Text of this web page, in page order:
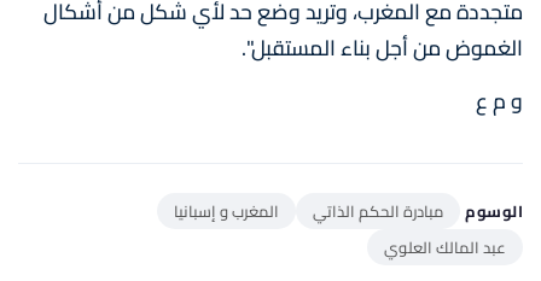
متجددة مع المغرب، وتريد وضع حد لأي شكل من أشكال
الغموض من أجل بناء المستقبل".
و م ع
الوسوم مبادرة الحكم الذاتي
المغرب و إسبانيا
عبد المالك العلوي